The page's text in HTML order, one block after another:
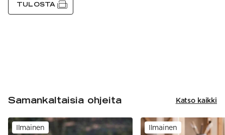
TULOSTA
Samankaltaisia ohjeita Katso kaikki
Ilmainen Ilmainen